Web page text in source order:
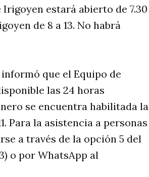
estará abierto de 7.30
de 8 a 13. No habrá
que el Equipo de
las 24 horas
se encuentra habilitada la
Para la asistencia a personas
a través de la opción 5 del
o por WhatsApp al